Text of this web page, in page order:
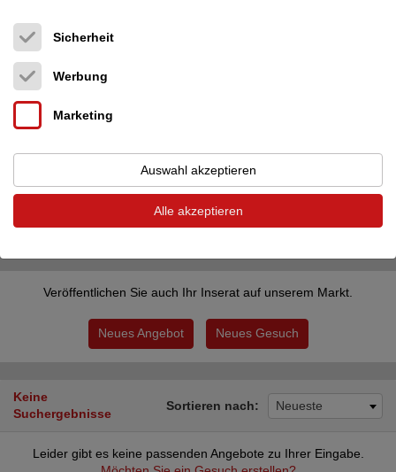
Land
Alle Länder
Filter zurücksetzen
Filter anwenden
Veröffentlichen Sie auch Ihr Inserat auf unserem Markt.
Neues Angebot Neues Gesuch
Keine
Suchergebnisse
Sortieren nach: Neueste
Leider gibt es keine passenden Angebote zu Ihrer Eingabe.
Sicherheit
Werbung
Marketing
Auswahl akzeptieren
Alle akzeptieren